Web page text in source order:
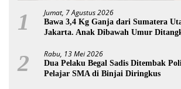
1 Jumat, 7 Agustus 2026
Bawa 3,4 Kg Ganja dari Sumatera
Jakarta. Anak Dibawah Umur
2 Rabu, 13 Mei 2026
Dua Pelaku Begal Sadis Ditembak
Pelajar SMA di Binjai Diringkus